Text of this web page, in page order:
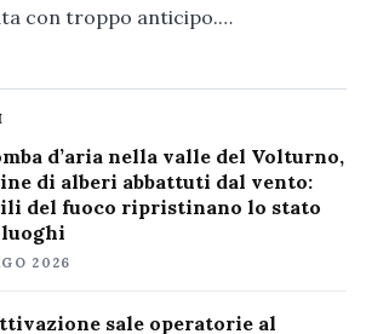
con troppo anticipo.…
d’aria nella valle del Volturno,
di alberi abbattuti dal vento:
del fuoco ripristinano lo stato
2026
sale operatorie al